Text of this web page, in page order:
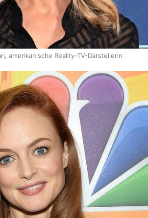
amerikanische Reality-TV-Darstellerin